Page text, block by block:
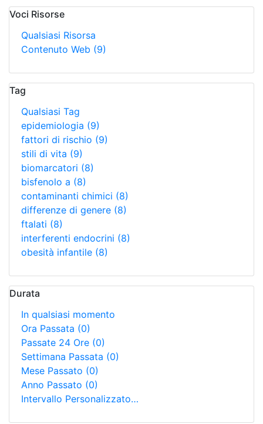
Voci Risorse
Qualsiasi Risorsa
Contenuto Web (9)
Tag
Qualsiasi Tag
epidemiologia (9)
fattori di rischio (9)
stili di vita (9)
biomarcatori (8)
bisfenolo a (8)
contaminanti chimici (8)
differenze di genere (8)
ftalati (8)
interferenti endocrini (8)
obesità infantile (8)
Durata
In qualsiasi momento
Ora Passata (0)
Passate 24 Ore (0)
Settimana Passata (0)
Mese Passato (0)
Anno Passato (0)
Intervallo Personalizzato…